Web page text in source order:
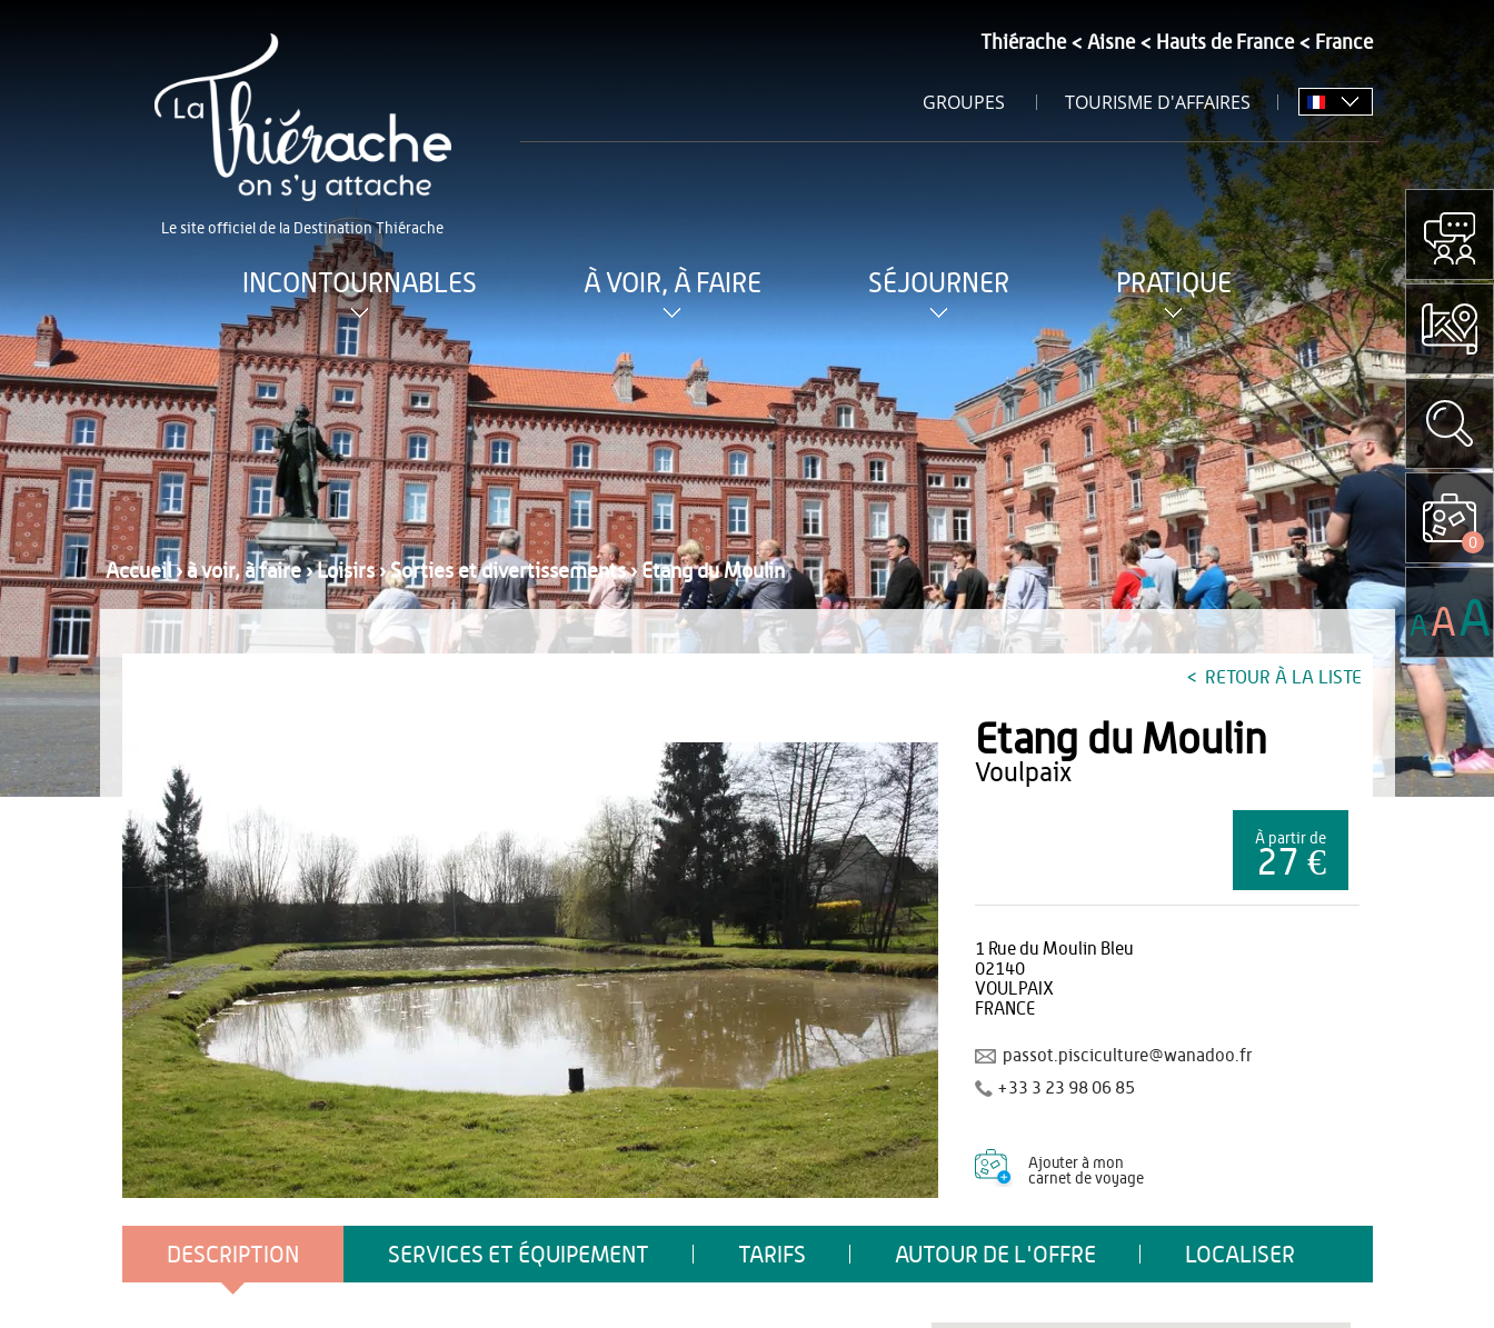
Le site officiel de la Destination Thiérache
Thiérache Aisne Hauts de France France
GROUPES TOURISME D'AFFAIRES
INCONTOURNABLES À VOIR, À FAIRE SÉJOURNER PRATIQUE
Accueil›à voir, à faire›Loisirs›Sorties et divertissements›Etang du Moulin
RETOUR À LA LISTE
Etang du Moulin
voulpaix
À partir de
27 €
1 Rue du Moulin Bleu
02140
VOULPAIX
FRANCE
passot.pisciculture@wanadoo.fr
+33 3 23 98 06 85
Ajouter à mon
carnet de voyage
DESCRIPTION SERVICES ET ÉQUIPEMENT TARIFS AUTOUR DE L'OFFRE LOCALISER
0
AAA